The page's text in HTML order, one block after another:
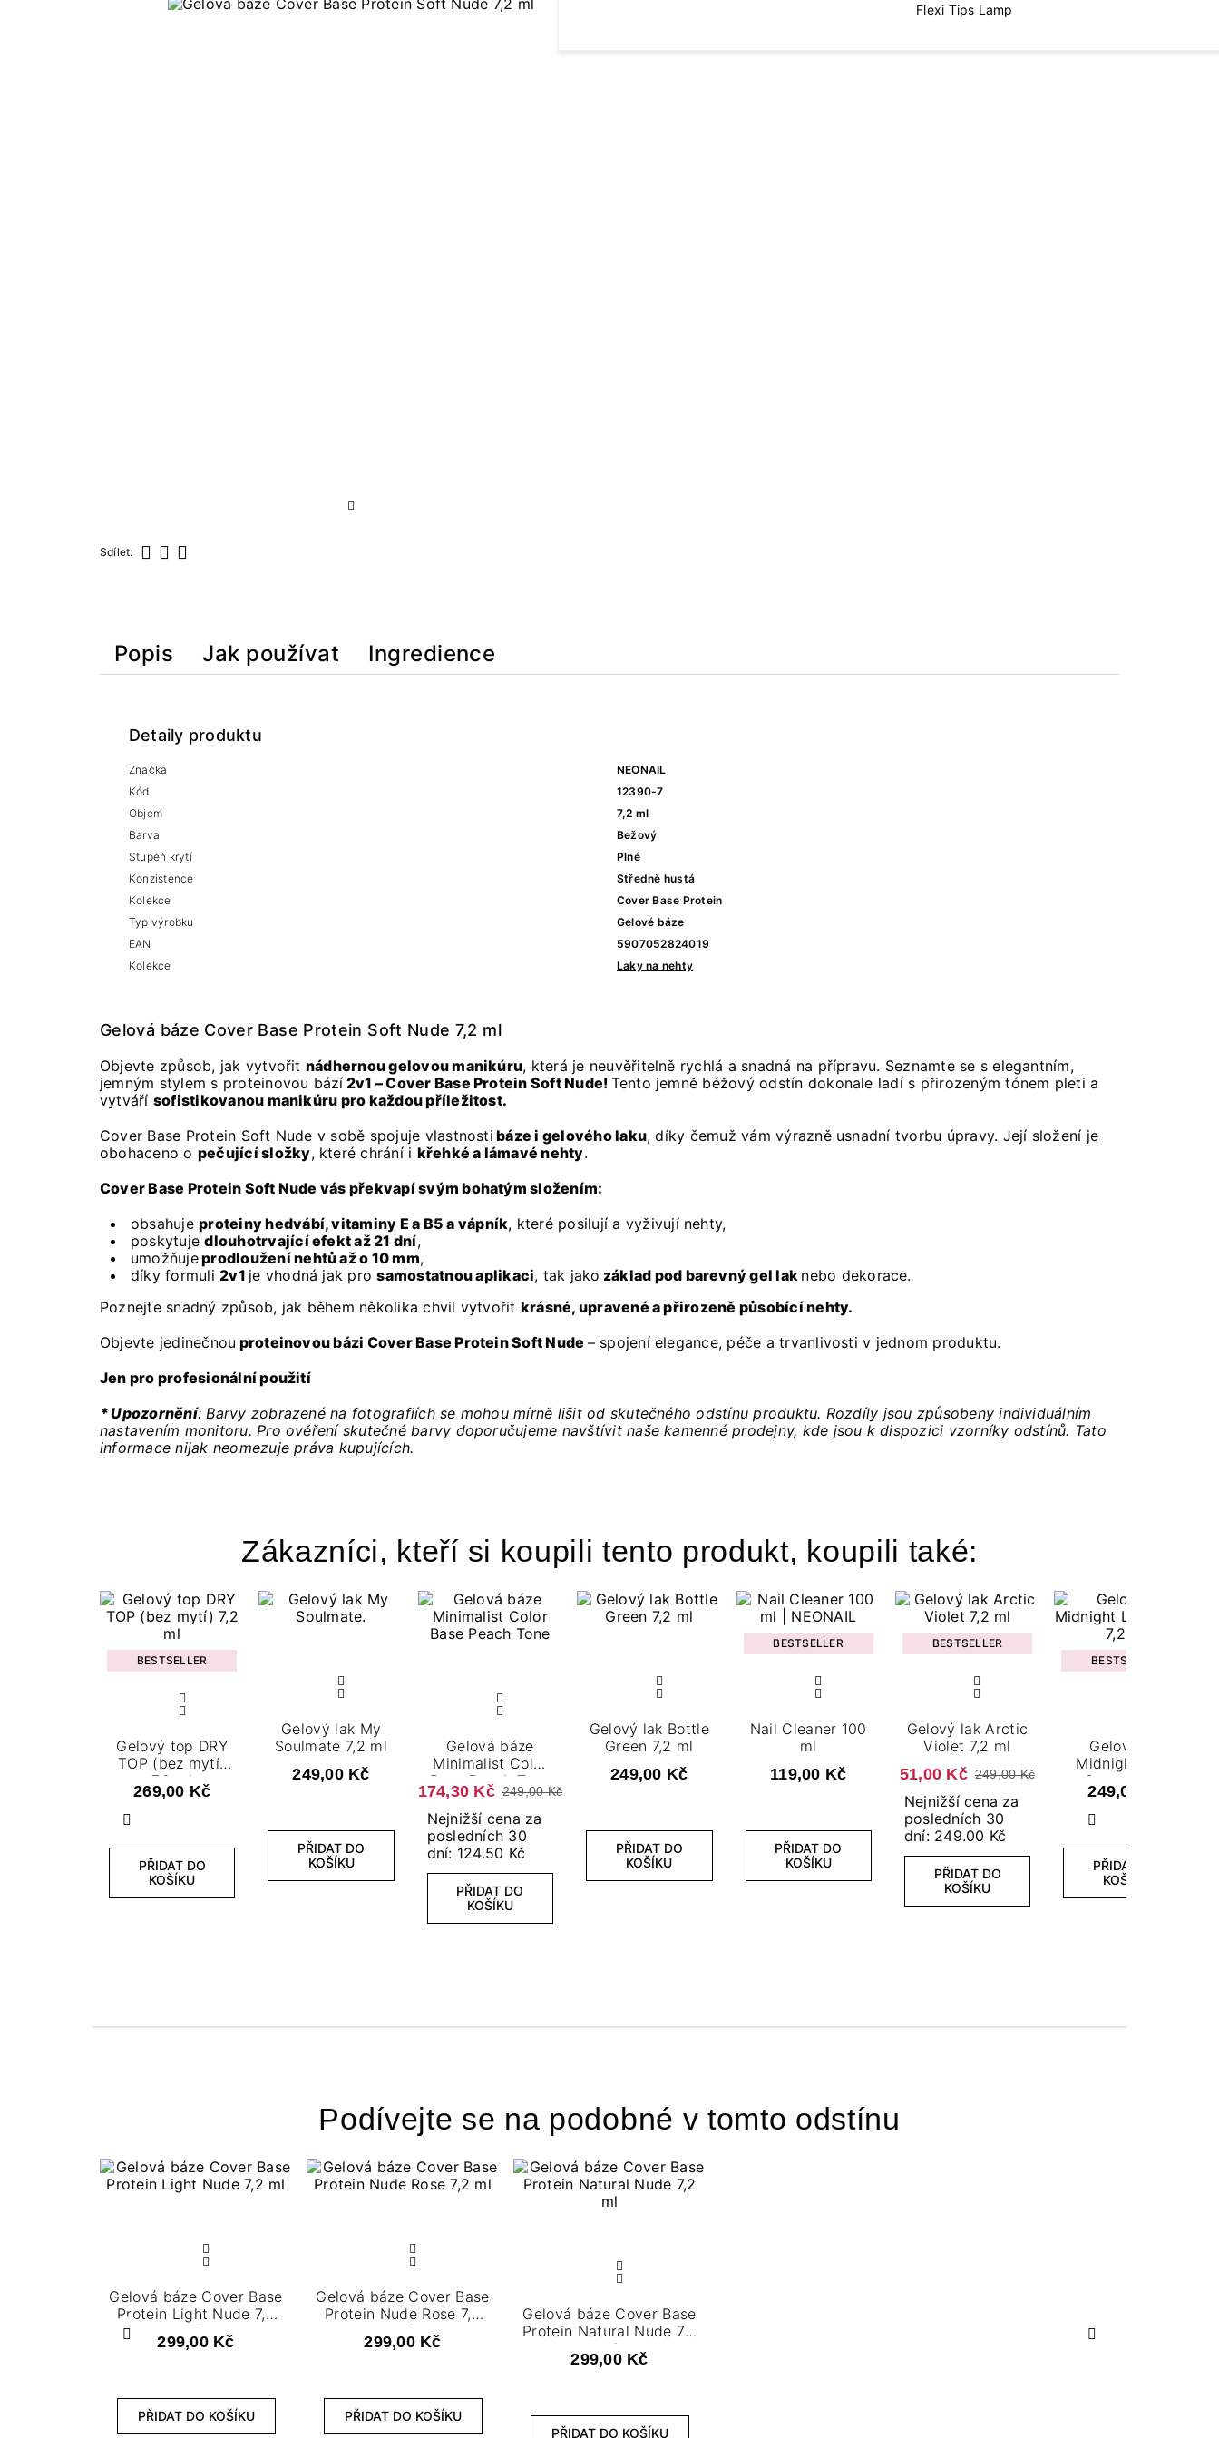
Flexi Tips Lamp
Sdílet:
Popis Jak používat Ingredience
Detaily produktu
Značka
NEONAIL
Kód
12390-7
Objem
7,2 ml
Barva
Bežový
Stupeň krytí
Plné
Konzistence
Středně hustá
Kolekce
Cover Base Protein
Typ výrobku
Gelové báze
EAN
5907052824019
Kolekce
Laky na nehty
Gelová báze Cover Base Protein Soft Nude 7,2 ml
Objevte způsob, jak vytvořit nádhernou gelovou manikúru, která je neuvěřitelně rychlá a snadná na přípravu. Seznamte se s elegantním,
jemným stylem s proteinovou bází 2v1 – Cover Base Protein Soft Nude! Tento jemně béžový odstín dokonale ladí s přirozeným tónem pleti a
vytváří sofistikovanou manikúru pro každou příležitost.
Cover Base Protein Soft Nude v sobě spojuje vlastnosti báze i gelového laku, díky čemuž vám výrazně usnadní tvorbu úpravy. Její složení je
obohaceno o pečující složky, které chrání i křehké a lámavé nehty.
Cover Base Protein Soft Nude vás překvapí svým bohatým složením:
obsahujeproteiny hedvábí, vitaminy E a B5 a vápník, které posilují a vyživují nehty,
poskytujedlouhotrvající efekt až 21 dní,
umožňujeprodloužení nehtů až o 10 mm,
díky formuli2v1 je vhodná jak prosamostatnou aplikaci, tak jako základ pod barevný gel lak nebo dekorace.
Poznejte snadný způsob, jak během několika chvil vytvořit krásné, upravené a přirozeně působící nehty.
Objevte jedinečnou proteinovou bázi Cover Base Protein Soft Nude – spojení elegance, péče a trvanlivosti v jednom produktu.
Jen pro profesionální použití
* Upozornění: Barvy zobrazené na fotografiích se mohou mírně lišit od skutečného odstínu produktu. Rozdíly jsou způsobeny individuálním
nastavením monitoru. Pro ověření skutečné barvy doporučujeme navštívit naše kamenné prodejny, kde jsou k dispozici vzorníky odstínů. Tato
informace nijak neomezuje práva kupujících.
Zákazníci, kteří si koupili tento produkt, koupili také:
Předchozí Další
BESTSELLER
Gelový top DRY
TOP (bez mytí)
7,2 ml
269,00 Kč
PŘIDAT DO
KOŠÍKU
Gelový lak My
Soulmate 7,2 ml
249,00 Kč
PŘIDAT DO
KOŠÍKU
Gelová báze
Minimalist Color
Base Peach Tone
7,2 ml
174,30 Kč 249,00 Kč
Nejnižší cena za
posledních 30
dní: 124.50 Kč
PŘIDAT DO
KOŠÍKU
Gelový lak Bottle
Green 7,2 ml
249,00 Kč
PŘIDAT DO
KOŠÍKU
BESTSELLER
Nail Cleaner 100
ml
119,00 Kč
PŘIDAT DO
KOŠÍKU
BESTSELLER
Gelový lak Arctic
Violet 7,2 ml
51,00 Kč 249,00 Kč
Nejnižší cena za
posledních 30
dní: 249.00 Kč
PŘIDAT DO
KOŠÍKU
BESTSELLER
Gelový lak
Midnight Love
Story 7,2 ml
249,00 Kč
PŘIDAT DO
KOŠÍKU
Podívejte se na podobné v tomto odstínu
Předchozí Další
Gelová báze Cover Base
Protein Light Nude 7,2
ml
299,00 Kč
PŘIDAT DO KOŠÍKU
Gelová báze Cover Base
Protein Nude Rose 7,2
ml
299,00 Kč
PŘIDAT DO KOŠÍKU
Gelová báze Cover Base
Protein Natural Nude 7,2
ml
299,00 Kč
PŘIDAT DO KOŠÍKU